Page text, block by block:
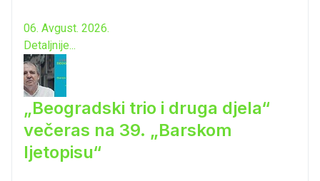
06. Avgust. 2026.
Detaljnije...
„Beogradski trio i druga djela“
večeras na 39. „Barskom
ljetopisu“